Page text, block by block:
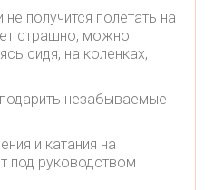
получится полетать на
страшно, можно
сидя, на коленках,
незабываемые
и катания на
под руководством